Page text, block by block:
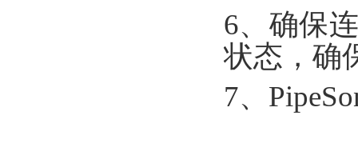
6、确保
状态，确
7、